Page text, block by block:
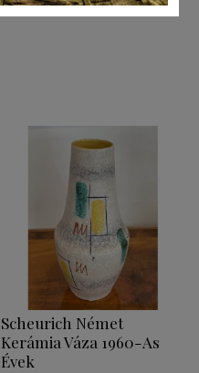
€236,00
Scheurich Német
Kerámia Váza 1960-As
Évek